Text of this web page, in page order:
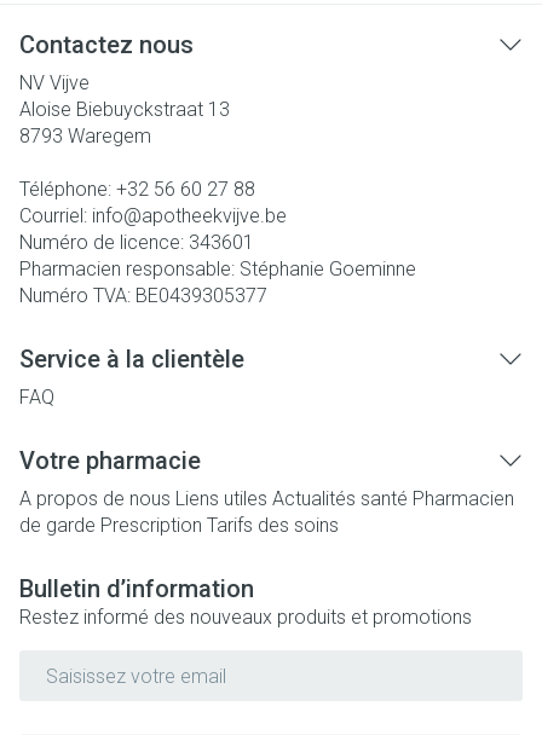
Contactez nous
NV Vijve
Aloise Biebuyckstraat 13
8793 Waregem
Téléphone: +32 56 60 27 88
Courriel: info@apotheekvijve.be
Numéro de licence: 343601
Pharmacien responsable: Stéphanie Goeminne
Numéro TVA: BE0439305377
Service à la clientèle
FAQ
Votre pharmacie
A propos de nous Liens utiles Actualités santé Pharmacien
de garde Prescription Tarifs des soins
Bulletin d’information
Restez informé des nouveaux produits et promotions